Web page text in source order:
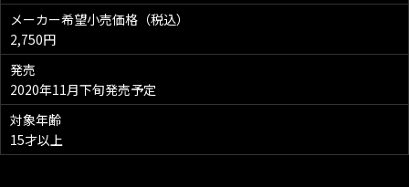
メーカー希望小売価格（税込）
2,750円
発売
2020年11月下旬発売予定
対象年齢
15才以上